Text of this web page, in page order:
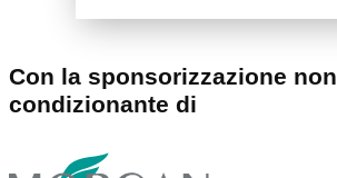
Con la sponsorizzazione non
condizionante di